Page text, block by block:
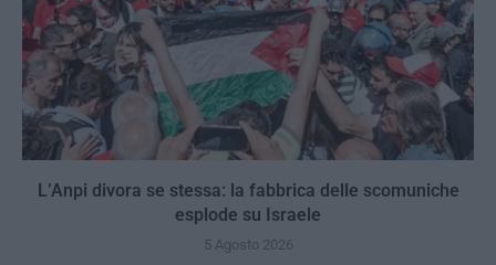
L’Anpi divora se stessa: la fabbrica delle scomuniche
esplode su Israele
5 Agosto 2026